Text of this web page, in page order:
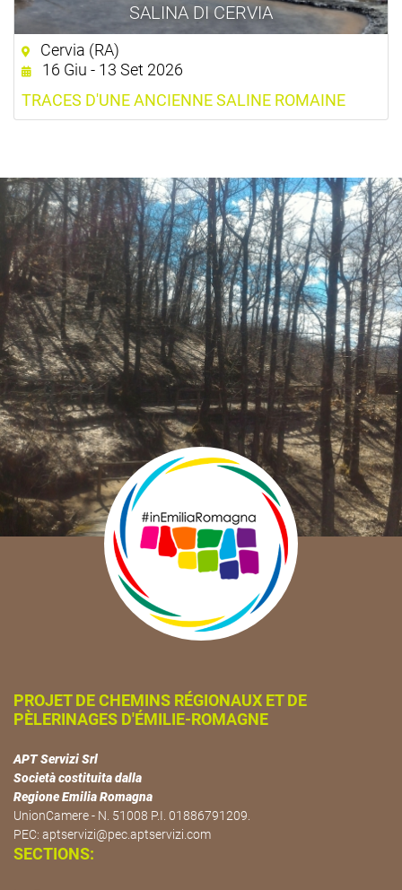
SALINA DI CERVIA
Cervia (RA)
16 Giu - 13 Set 2026
TRACES D'UNE ANCIENNE SALINE ROMAINE
PROJET DE CHEMINS RÉGIONAUX ET DE
PÈLERINAGES D'ÉMILIE-ROMAGNE
APT Servizi Srl
Società costituita dalla
Regione Emilia Romagna
UnionCamere - N. 51008 P.I. 01886791209.
PEC: aptservizi@pec.aptservizi.com
SECTIONS: